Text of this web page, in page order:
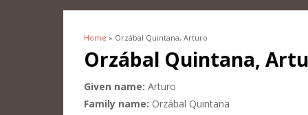
You are here
Home » Orzábal Quintana, Arturo
Orzábal Quintana,
Given name: Arturo
Family name: Orzábal Quintana